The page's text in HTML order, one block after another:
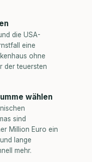
die USA-
eine
ohne
der teuersten
wählen
sind
Million Euro ein
lange
mehr.